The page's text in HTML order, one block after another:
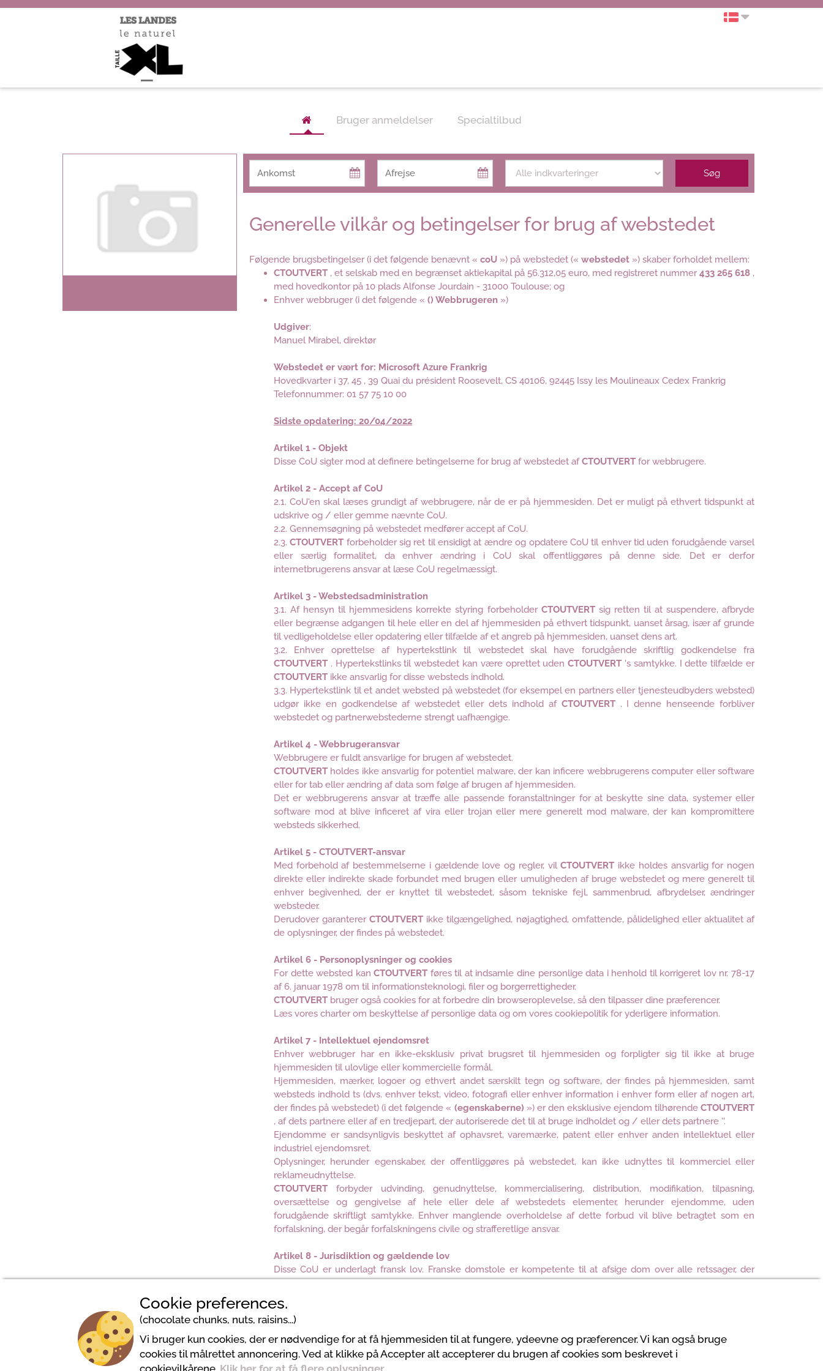
Bruger anmeldelser Specialtilbud
Søg
Generelle vilkår og betingelser for brug af webstedet
Følgende brugsbetingelser (i det følgende benævnt « coU ») på webstedet (« webstedet ») skaber forholdet mellem:
CTOUTVERT , et selskab med en begrænset aktiekapital på 56.312,05 euro, med registreret nummer433 265 618 ,
med hovedkontor på 10 plads Alfonse Jourdain - 31000 Toulouse; og
Enhver webbruger (i det følgende « () Webbrugeren »)
Udgiver:
Manuel Mirabel, direktør
Webstedet er vært for: Microsoft Azure Frankrig
Hovedkvarter i 37, 45 , 39 Quai du président Roosevelt, CS 40106, 92445 Issy les Moulineaux Cedex Frankrig
Telefonnummer: 01 57 75 10 00
Sidste opdatering: 20/04/2022
Artikel 1 - Objekt
Disse CoU sigter mod at definere betingelserne for brug af webstedet afCTOUTVERT for webbrugere.
Artikel 2 - Accept af CoU
2.1. CoU'en skal læses grundigt af webbrugere, når de er på hjemmesiden. Det er muligt på ethvert tidspunkt at
udskrive og / eller gemme nævnte CoU.
2.2. Gennemsøgning på webstedet medfører accept af CoU.
2.3.CTOUTVERT forbeholder sig ret til ensidigt at ændre og opdatere CoU til enhver tid uden forudgående varsel
eller særlig formalitet, da enhver ændring i CoU skal offentliggøres på denne side. Det er derfor
internetbrugerens ansvar at læse CoU regelmæssigt.
Artikel 3 - Webstedsadministration
3.1. Af hensyn til hjemmesidens korrekte styring forbeholder CTOUTVERT sig retten til at suspendere, afbryde
eller begrænse adgangen til hele eller en del af hjemmesiden på ethvert tidspunkt, uanset årsag, især af grunde
til vedligeholdelse eller opdatering eller tilfælde af et angreb på hjemmesiden, uanset dens art.
3.2. Enhver oprettelse af hypertekstlink til webstedet skal have forudgående skriftlig godkendelse fra
CTOUTVERT . Hypertekstlinks til webstedet kan være oprettet udenCTOUTVERT 's samtykke. I dette tilfælde er
CTOUTVERT ikke ansvarlig for disse websteds indhold.
3.3. Hypertekstlink til et andet websted på webstedet (for eksempel en partners eller tjenesteudbyders websted)
udgør ikke en godkendelse af webstedet eller dets indhold af CTOUTVERT . I denne henseende forbliver
webstedet og partnerwebstederne strengt uafhængige.
Artikel 4 - Webbrugeransvar
Webbrugere er fuldt ansvarlige for brugen af ​​webstedet.
CTOUTVERT holdes ikke ansvarlig for potentiel malware, der kan inficere webbrugerens computer eller software
eller for tab eller ændring af data som følge af brugen af ​​hjemmesiden.
Det er webbrugerens ansvar at træffe alle passende foranstaltninger for at beskytte sine data, systemer eller
software mod at blive inficeret af vira eller trojan eller mere generelt mod malware, der kan kompromittere
websteds sikkerhed.
Artikel 5 - CTOUTVERT-ansvar
Med forbehold af bestemmelserne i gældende love og regler, vilCTOUTVERT ikke holdes ansvarlig for nogen
direkte eller indirekte skade forbundet med brugen eller umuligheden af bruge webstedet og mere generelt til
enhver begivenhed, der er knyttet til webstedet, såsom tekniske fejl, sammenbrud, afbrydelser, ændringer
websteder.
Derudover garantererCTOUTVERT ikke tilgængelighed, nøjagtighed, omfattende, pålidelighed eller aktualitet af
de oplysninger, der findes på webstedet.
Artikel 6 - Personoplysninger og cookies
For dette websted kanCTOUTVERT føres til at indsamle dine personlige data i henhold til korrigeret lov nr. 78-17
af 6. januar 1978 om til informationsteknologi, filer og borgerrettigheder.
CTOUTVERT bruger også cookies for at forbedre din browseroplevelse, så den tilpasser dine præferencer.
Læs vores charter om beskyttelse af personlige data og om vores cookiepolitik for yderligere information.
Artikel 7 - Intellektuel ejendomsret
Enhver webbruger har en ikke-eksklusiv privat brugsret til hjemmesiden og forpligter sig til ikke at bruge
hjemmesiden til ulovlige eller kommercielle formål.
Hjemmesiden, mærker, logoer og ethvert andet særskilt tegn og software, der findes på hjemmesiden, samt
websteds indhold ts (dvs. enhver tekst, video, fotografi eller enhver information i enhver form eller af nogen art,
der findes på webstedet) (i det følgende « (egenskaberne) ») er den eksklusive ejendom tilhørendeCTOUTVERT
, af dets partnere eller af en tredjepart, der autoriserede det til at bruge indholdet og / eller dets partnere ''.
Ejendomme er sandsynligvis beskyttet af ophavsret, varemærke, patent eller enhver anden intellektuel eller
industriel ejendomsret.
Oplysninger, herunder egenskaber, der offentliggøres på webstedet, kan ikke udnyttes til kommerciel eller
reklameudnyttelse.
CTOUTVERT forbyder udvinding, genudnyttelse, kommercialisering, distribution, modifikation, tilpasning,
oversættelse og gengivelse af hele eller dele af webstedets elementer, herunder ejendomme, uden
forudgående skriftligt samtykke. Enhver manglende overholdelse af dette forbud vil blive betragtet som en
forfalskning, der begår forfalskningens civile og strafferetlige ansvar.
Artikel 8 - Jurisdiktion og gældende lov
Disse CoU er underlagt fransk lov. Franske domstole er kompetente til at afsige dom over alle retssager, der
sandsynligvis vil forekomme under gennemførelsen af ​​dette CoU.
Tourisme Landes
Cookie preferences.
(chocolate chunks, nuts, raisins...)
Vi bruger kun cookies, der er nødvendige for at få hjemmesiden til at fungere, ydeevne og præferencer. Vi kan også bruge
cookies til målrettet annoncering. Ved at klikke på Accepter alt accepterer du brugen af cookies som beskrevet i
cookievilkårene. Klik her for at få flere oplysninger